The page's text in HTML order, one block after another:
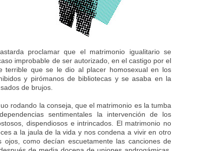
proclamar que el matrimonio igualitario se
improbable de ser autorizado, en el castigo por el
terrible que se le dio al placer homosexual en los
y pirómanos de bibliotecas y se asaba en la
de brujos.
rodando la conseja, que el matrimonio es la tumba
sentimentales la intervención de los
dispendiosos e intrincados. El matrimonio no
a la jaula de la vida y nos condena a vivir en otro
como decían escuetamente las canciones de